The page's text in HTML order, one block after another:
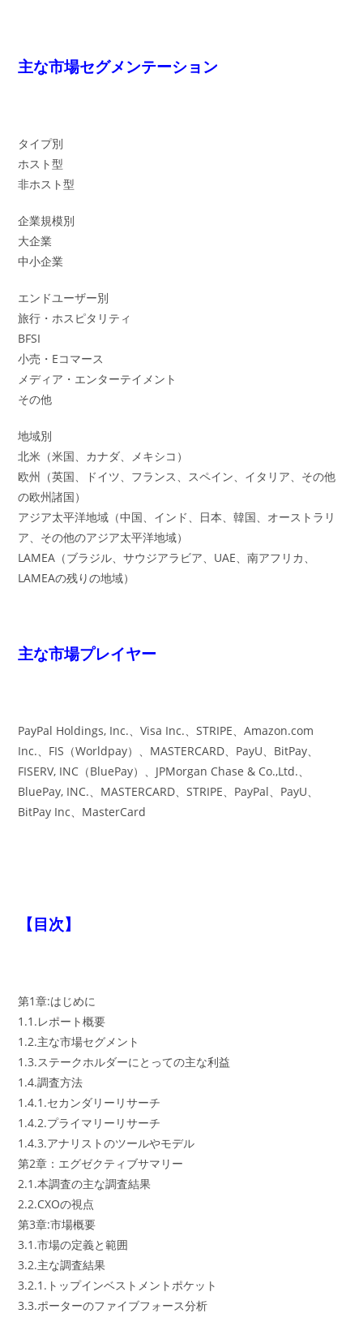
主な市場セグメンテーション
タイプ別
ホスト型
非ホスト型
企業規模別
大企業
中小企業
エンドユーザー別
旅行・ホスピタリティ
BFSI
小売・Eコマース
メディア・エンターテイメント
その他
地域別
北米（米国、カナダ、メキシコ）
欧州（英国、ドイツ、フランス、スペイン、イタリア、その他
の欧州諸国）
アジア太平洋地域（中国、インド、日本、韓国、オーストラリ
ア、その他のアジア太平洋地域）
LAMEA（ブラジル、サウジアラビア、UAE、南アフリカ、
LAMEAの残りの地域）
主な市場プレイヤー
PayPal Holdings, Inc.、Visa Inc.、STRIPE、Amazon.com
Inc.、FIS（Worldpay）、MASTERCARD、PayU、BitPay、
FISERV, INC（BluePay）、JPMorgan Chase & Co.,Ltd.、
BluePay, INC.、MASTERCARD、STRIPE、PayPal、PayU、
BitPay Inc、MasterCard
【目次】
第1章:はじめに
1.1.レポート概要
1.2.主な市場セグメント
1.3.ステークホルダーにとっての主な利益
1.4.調査方法
1.4.1.セカンダリーリサーチ
1.4.2.プライマリーリサーチ
1.4.3.アナリストのツールやモデル
第2章：エグゼクティブサマリー
2.1.本調査の主な調査結果
2.2.CXOの視点
第3章:市場概要
3.1.市場の定義と範囲
3.2.主な調査結果
3.2.1.トップインベストメントポケット
3.3.ポーターのファイブフォース分析